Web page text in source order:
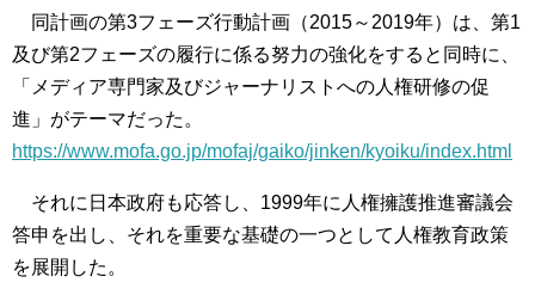
同計画の第3フェーズ行動計画（2015～2019年）は、第1
及び第2フェーズの履行に係る努力の強化をすると同時に、
「メディア専門家及びジャーナリストへの人権研修の促
進」がテーマだった。
https://www.mofa.go.jp/mofaj/gaiko/jinken/kyoiku/index.html
それに日本政府も応答し、1999年に人権擁護推進審議会
答申を出し、それを重要な基礎の一つとして人権教育政策
を展開した。